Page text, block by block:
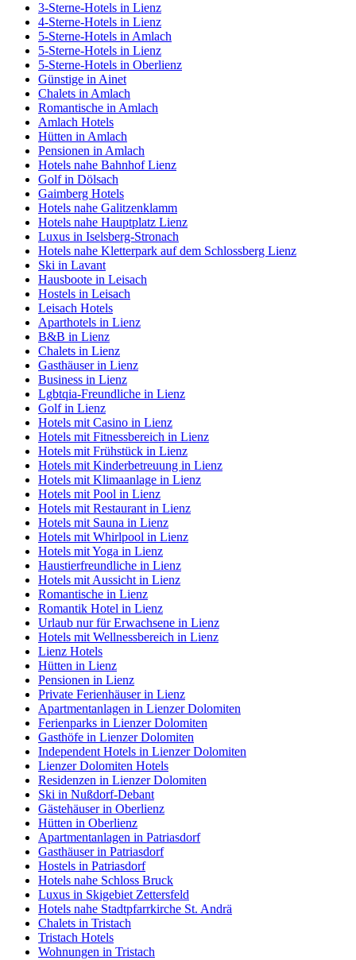
3-Sterne-Hotels in Lienz
4-Sterne-Hotels in Lienz
5-Sterne-Hotels in Amlach
5-Sterne-Hotels in Lienz
5-Sterne-Hotels in Oberlienz
Günstige in Ainet
Chalets in Amlach
Romantische in Amlach
Amlach Hotels
Hütten in Amlach
Pensionen in Amlach
Hotels nahe Bahnhof Lienz
Golf in Dölsach
Gaimberg Hotels
Hotels nahe Galitzenklamm
Hotels nahe Hauptplatz Lienz
Luxus in Iselsberg-Stronach
Hotels nahe Kletterpark auf dem Schlossberg Lienz
Ski in Lavant
Hausboote in Leisach
Hostels in Leisach
Leisach Hotels
Aparthotels in Lienz
B&B in Lienz
Chalets in Lienz
Gasthäuser in Lienz
Business in Lienz
Lgbtqia-Freundliche in Lienz
Golf in Lienz
Hotels mit Casino in Lienz
Hotels mit Fitnessbereich in Lienz
Hotels mit Frühstück in Lienz
Hotels mit Kinderbetreuung in Lienz
Hotels mit Klimaanlage in Lienz
Hotels mit Pool in Lienz
Hotels mit Restaurant in Lienz
Hotels mit Sauna in Lienz
Hotels mit Whirlpool in Lienz
Hotels mit Yoga in Lienz
Haustierfreundliche in Lienz
Hotels mit Aussicht in Lienz
Romantische in Lienz
Romantik Hotel in Lienz
Urlaub nur für Erwachsene in Lienz
Hotels mit Wellnessbereich in Lienz
Lienz Hotels
Hütten in Lienz
Pensionen in Lienz
Private Ferienhäuser in Lienz
Apartmentanlagen in Lienzer Dolomiten
Ferienparks in Lienzer Dolomiten
Gasthöfe in Lienzer Dolomiten
Independent Hotels in Lienzer Dolomiten
Lienzer Dolomiten Hotels
Residenzen in Lienzer Dolomiten
Ski in Nußdorf-Debant
Gästehäuser in Oberlienz
Hütten in Oberlienz
Apartmentanlagen in Patriasdorf
Gasthäuser in Patriasdorf
Hostels in Patriasdorf
Hotels nahe Schloss Bruck
Luxus in Skigebiet Zettersfeld
Hotels nahe Stadtpfarrkirche St. Andrä
Chalets in Tristach
Tristach Hotels
Wohnungen in Tristach